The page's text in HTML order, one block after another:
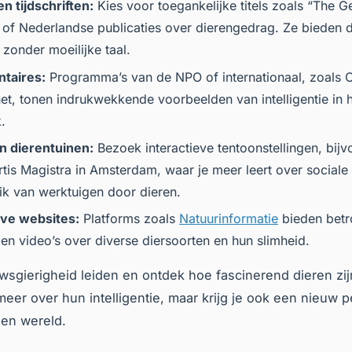
tijdschriften: Kies voor toegankelijke titels zoals “The
of Nederlandse publicaties over dierengedrag. Ze bieden
moeilijke taal.
Programma’s van de NPO of internationaal, zoals
, tonen indrukwekkende voorbeelden van intelligentie in
dierentuinen: Bezoek interactieve tentoonstellingen,
Magistra in Amsterdam, waar je meer leert over sociale
van werktuigen door dieren.
websites: Platforms zoals Natuurinformatie bieden
video’s over diverse diersoorten en hun slimheid.
leiden en ontdek hoe fascinerend dieren
over hun intelligentie, maar krijg je ook een nieuw
wereld.